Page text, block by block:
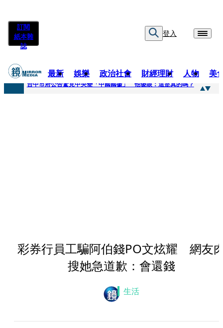
訂閱
紙本雜
誌
登入
最新 娛樂 政治社會 財經理財 人物 美
快訊
台中市府公告驚見中央變「中國國徽」 他傻眼：這是真的嗎？
彩券行員工騙阿伯錢PO文炫耀 網友
搜她急道歉：會還錢
生活